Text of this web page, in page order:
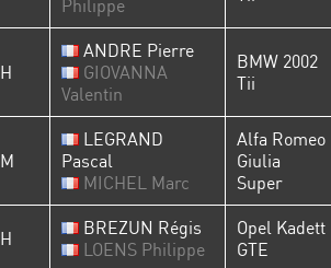
Philippe
H
ANDRE Pierre
GIOVANNA
Valentin
BMW 2002
Tii
M
LEGRAND
Pascal
MICHEL Marc
Alfa Romeo
Giulia
Super
H
BREZUN Régis
LOENS Philippe
Opel Kadett
GTE